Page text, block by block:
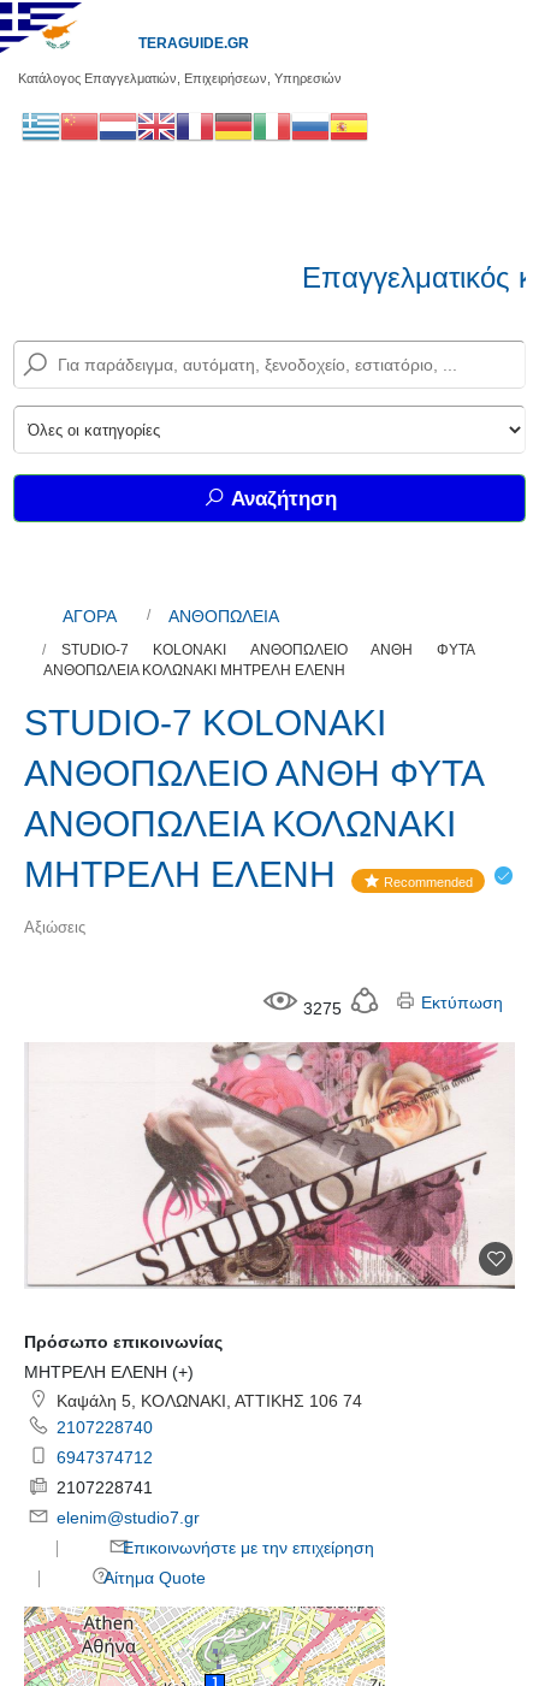
Κατάλογος Επαγγελματιών, Επιχειρήσεων, Υπηρεσιών
TERAGUIDE.GR
Επαγγελματικός
Αναζήτηση
ΑΓΟΡΑ ΑΝΘΟΠΩΛΕΙΑ
STUDIO-7 KOLONAKI ΑΝΘΟΠΩΛΕΙΟ ΑΝΘΗ ΦΥΤΑ
ΑΝΘΟΠΩΛΕΙΑ ΚΟΛΩΝΑΚΙ ΜΗΤΡΕΛΗ ΕΛΕΝΗ
STUDIO-7 KOLONAKI
ΑΝΘΟΠΩΛΕΙΟ ΑΝΘΗ ΦΥΤΑ
ΑΝΘΟΠΩΛΕΙΑ ΚΟΛΩΝΑΚΙ
ΜΗΤΡΕΛΗ ΕΛΕΝΗ
Recommended
Αξιώσεις
3275 Εκτύπωση
Πρόσωπο επικοινωνίας
ΜΗΤΡΕΛΗ ΕΛΕΝΗ (+)
Καψάλη 5, ΚΟΛΩΝΑΚΙ, ΑΤΤΙΚΗΣ 106 74
2107228740
6947374712
2107228741
elenim@studio7.gr
Επικοινωνήστε με την επιχείρηση
Αίτημα Quote